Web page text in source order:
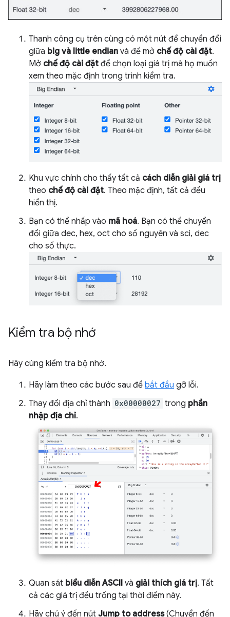
Thanh công cụ trên cùng có một nút để chuyển đổi
giữa big và little endian và để mở chế độ cài đặt.
Mở chế độ cài đặt để chọn loại giá trị mà họ muốn
xem theo mặc định trong trình kiểm tra.
Khu vực chính cho thấy tất cả cách diễn giải giá trị
theo chế độ cài đặt. Theo mặc định, tất cả đều
hiển thị.
Bạn có thể nhấp vào mã hoá. Bạn có thể chuyển
đổi giữa dec, hex, oct cho số nguyên và sci, dec
cho số thực.
Kiểm tra bộ nhớ
Hãy cùng kiểm tra bộ nhớ.
Hãy làm theo các bước sau để bắt đầu gỡ lỗi.
Thay đổi địa chỉ thành 0x00000027 trong phần
nhập địa chỉ.
Quan sát biểu diễn ASCII và giải thích giá trị. Tất
cả các giá trị đều trống tại thời điểm này.
Hãy chú ý đến nút Jump to address(Chuyển đến